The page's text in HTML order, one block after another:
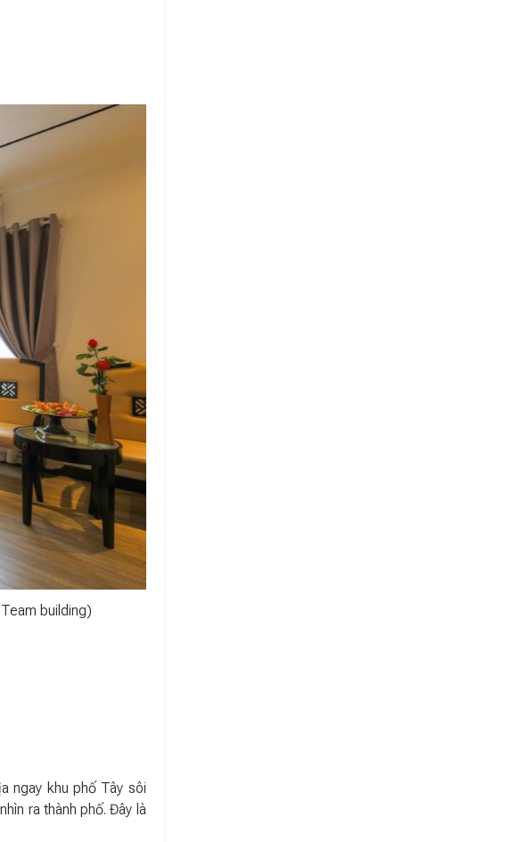
building)
ngay khu phố Tây sôi
ra thành phố. Đây là